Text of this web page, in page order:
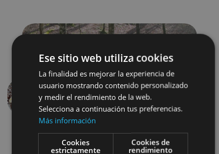
Anterior
Ese sitio web utiliza cookies
La finalidad es mejorar la experiencia de
usuario mostrando contenido personalizado
y medir el rendimiento de la web.
Selecciona a continuación tus preferencias.
Más información
Cookies
estrictamente
Cookies de
rendimiento